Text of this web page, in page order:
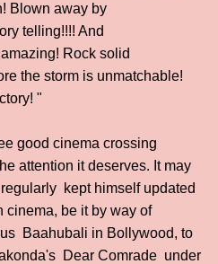
Blown away by
telling!!!! And
Rock solid
the storm is unmatchable!
"
good cinema crossing
attention it deserves. It may
kept himself updated
be it by way of
Baahubali in Bollywood, to
Dear Comrade under